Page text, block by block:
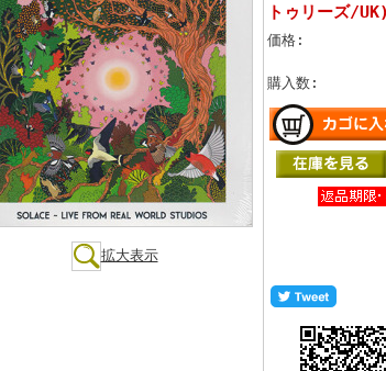
拡大表示
トゥリーズ/UK)
価格:
購入数: